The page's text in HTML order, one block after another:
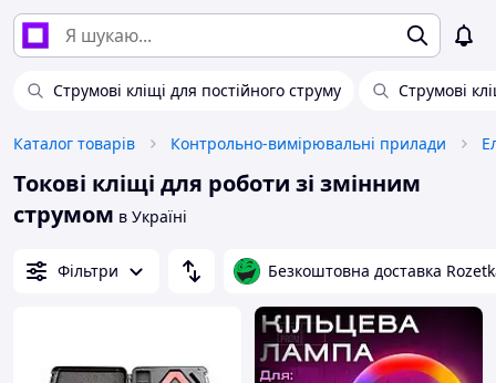
Струмові кліщі для постійного струму Струмові
Каталог товарів Контрольно-вимірювальні прилади
Токові кліщі для роботи зі змінним
струмом в Україні
Фільтри Безкоштовна доставка